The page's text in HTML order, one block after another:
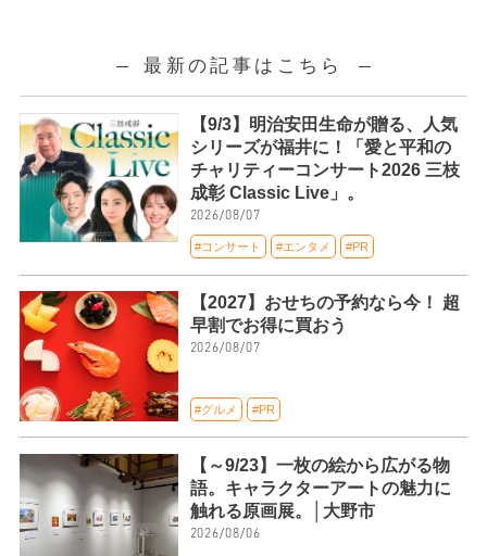
最新の記事はこちら
【9/3】明治安田生命が贈る、人気
シリーズが福井に！「愛と平和の
チャリティーコンサート2026 三枝
成彰 Classic Live」。
2026/08/07
#コンサート #エンタメ #PR
【2027】おせちの予約なら今！ 超
早割でお得に買おう
2026/08/07
#グルメ #PR
【～9/23】一枚の絵から広がる物
語。キャラクターアートの魅力に
触れる原画展。│大野市
2026/08/06